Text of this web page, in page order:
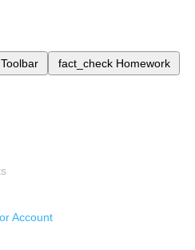
Toolbar fact_check Homework
Account